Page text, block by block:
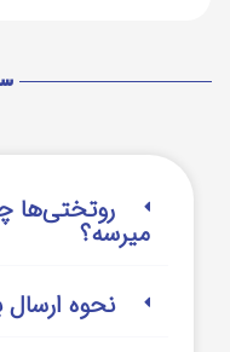
روتختی‌‌ها
میرسه؟
نحوه